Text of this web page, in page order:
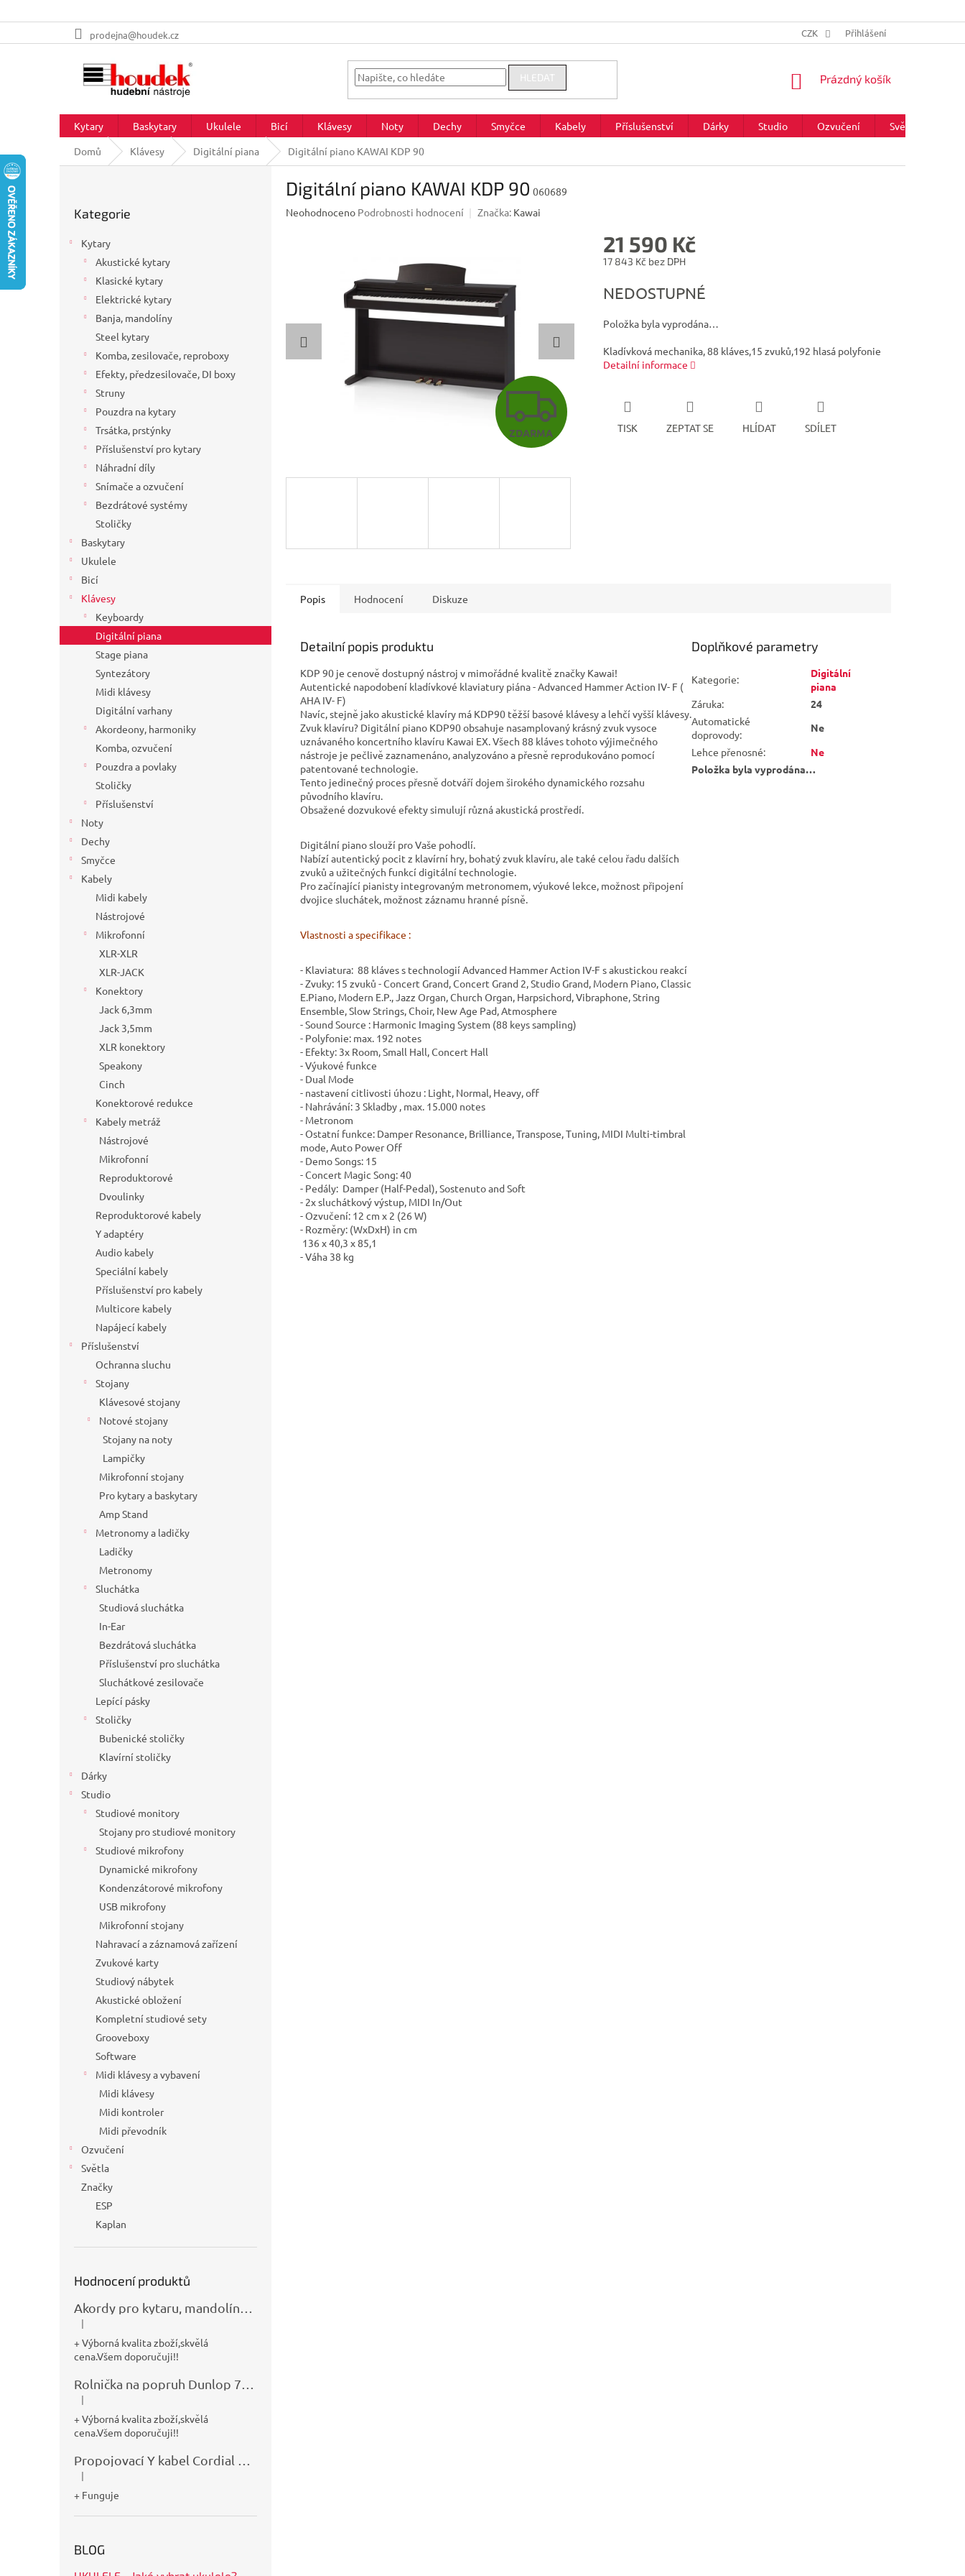
na
prodejna@houdek.cz CZK Přihlášení
HLEDAT
NÁKUPNÍ
Prázdný košík
Kytary Baskytary Ukulele Bicí Klávesy Noty Dechy Smyčce Kabely Příslušenství Dárky Studio Ozvučení Světla
Domů
Klávesy Digitální piana Digitální piano KAWAI KDP 90
kategorie
Kategorie
Kytary
Akustické kytary
Klasické kytary
Elektrické kytary
Banja, mandolíny
Steel kytary
Komba, zesilovače, reproboxy
Efekty, předzesilovače, DI boxy
Struny
Pouzdra na kytary
Trsátka, prstýnky
Příslušenství pro kytary
Náhradní díly
Snímače a ozvučení
Bezdrátové systémy
Stoličky
Baskytary
Ukulele
Bicí
Klávesy
Keyboardy
Digitální piana
Stage piana
Syntezátory
Midi klávesy
Digitální varhany
Akordeony, harmoniky
Komba, ozvučení
Pouzdra a povlaky
Stoličky
Příslušenství
Noty
Dechy
Smyčce
Kabely
Midi kabely
Nástrojové
Mikrofonní
XLR-XLR
XLR-JACK
Konektory
Jack 6,3mm
Jack 3,5mm
XLR konektory
Speakony
Cinch
Konektorové redukce
Kabely metráž
Nástrojové
Mikrofonní
Reproduktorové
Dvoulinky
Reproduktorové kabely
Y adaptéry
Audio kabely
Speciální kabely
Příslušenství pro kabely
Multicore kabely
Napájecí kabely
Příslušenství
Ochranna sluchu
Stojany
Klávesové stojany
Notové stojany
Stojany na noty
Lampičky
Mikrofonní stojany
Pro kytary a baskytary
Amp Stand
Metronomy a ladičky
Ladičky
Metronomy
Sluchátka
Studiová sluchátka
In-Ear
Bezdrátová sluchátka
Příslušenství pro sluchátka
Sluchátkové zesilovače
Lepící pásky
Stoličky
Bubenické stoličky
Klavírní stoličky
Dárky
Studio
Studiové monitory
Stojany pro studiové monitory
Studiové mikrofony
Dynamické mikrofony
Kondenzátorové mikrofony
USB mikrofony
Mikrofonní stojany
Nahravací a záznamová zařízení
Zvukové karty
Studiový nábytek
Akustické obložení
Kompletní studiové sety
Grooveboxy
Software
Midi klávesy a vybavení
Midi klávesy
Midi kontroler
Midi převodník
Ozvučení
Světla
Značky
ESP
Kaplan
Hodnocení produktů
Hodnocení produktu je 5 z 5 hvězdiček.
|
+ Výborná kvalita zboží,skvělá
cena.Všem doporučuji!!
Hodnocení produktu je 5 z 5 hvězdiček.
|
+ Výborná kvalita zboží,skvělá
cena.Všem doporučuji!!
Hodnocení produktu je 5 z 5 hvězdiček.
|
+ Funguje
BLOG
Digitální piano KAWAI KDP 90 060689
Průměrné
Neohodnoceno Podrobnosti hodnocení Značka: Kawai
Z
D
R
A
ZDARMA
21 590 Kč
17 843 Kč bez DPH
cena:
NEDOSTUPNÉ
Položka byla vyprodána…
Kladívková mechanika, 88 kláves,15 zvuků,192 hlasá polyfonie
Detailní informace
TISK ZEPTAT SE HLÍDAT SDÍLET
Popis Hodnocení Diskuze
Detailní popis produktu
KDP 90 je cenově dostupný nástroj v mimořádné kvalitě značky Kawai!
Autentické napodobení kladívkové klaviatury piána - Advanced Hammer Action IV- F (
AHA IV- F)
Navíc, stejně jako akustické klavíry má KDP90 těžší basové klávesy a lehčí vyšší klávesy.
Zvuk klavíru? Digitální piano KDP90 obsahuje nasamplovaný krásný zvuk vysoce
uznávaného koncertního klavíru Kawai EX. Všech 88 kláves tohoto výjimečného
nástroje je pečlivě zaznamenáno, analyzováno a přesně reprodukováno pomocí
patentované technologie.
Tento jedinečný proces přesně dotváří dojem širokého dynamického rozsahu
původního klavíru.
Obsažené dozvukové efekty simulují různá akustická prostředí.
Digitální piano slouží pro Vaše pohodlí.
Nabízí autentický pocit z klavírní hry, bohatý zvuk klavíru, ale také celou řadu dalších
zvuků a užitečných funkcí digitální technologie.
Pro začínající pianisty integrovaným metronomem, výukové lekce, možnost připojení
dvojice sluchátek, možnost záznamu hranné písně.
Vlastnosti a specifikace :
- Klaviatura: 88 kláves s technologií Advanced Hammer Action IV-F s akustickou reakcí
- Zvuky: 15 zvuků - Concert Grand, Concert Grand 2, Studio Grand, Modern Piano, Classic
E.Piano, Modern E.P., Jazz Organ, Church Organ, Harpsichord, Vibraphone, String
Ensemble, Slow Strings, Choir, New Age Pad, Atmosphere
- Sound Source : Harmonic Imaging System (88 keys sampling)
- Polyfonie: max. 192 notes
- Efekty: 3x Room, Small Hall, Concert Hall
- Výukové funkce
- Dual Mode
- nastavení citlivosti úhozu : Light, Normal, Heavy, off
- Nahrávání: 3 Skladby , max. 15.000 notes
- Metronom
- Ostatní funkce: Damper Resonance, Brilliance, Transpose, Tuning, MIDI Multi-timbral
mode, Auto Power Off
- Demo Songs: 15
- Concert Magic Song: 40
- Pedály: Damper (Half-Pedal), Sostenuto and Soft
- 2x sluchátkový výstup, MIDI In/Out
- Ozvučení: 12 cm x 2 (26 W)
- Rozměry: (WxDxH) in cm
136 x 40,3 x 85,1
- Váha 38 kg
Doplňkové parametry
Kategorie:
Digitální
piana
Záruka:
24
Automatické
doprovody:
Ne
Lehce přenosné:
Ne
Položka byla vyprodána…